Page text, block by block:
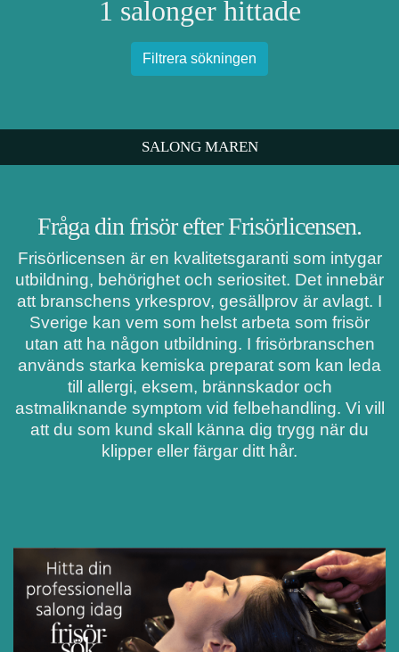
1 salonger hittade
Filtrera sökningen
SALONG MAREN
Fråga din frisör efter Frisörlicensen.
Frisörlicensen är en kvalitetsgaranti som intygar
utbildning, behörighet och seriositet. Det innebär
att branschens yrkesprov, gesällprov är avlagt. I
Sverige kan vem som helst arbeta som frisör
utan att ha någon utbildning. I frisörbranschen
används starka kemiska preparat som kan leda
till allergi, eksem, brännskador och
astmaliknande symptom vid felbehandling. Vi vill
att du som kund skall känna dig trygg när du
klipper eller färgar ditt hår.